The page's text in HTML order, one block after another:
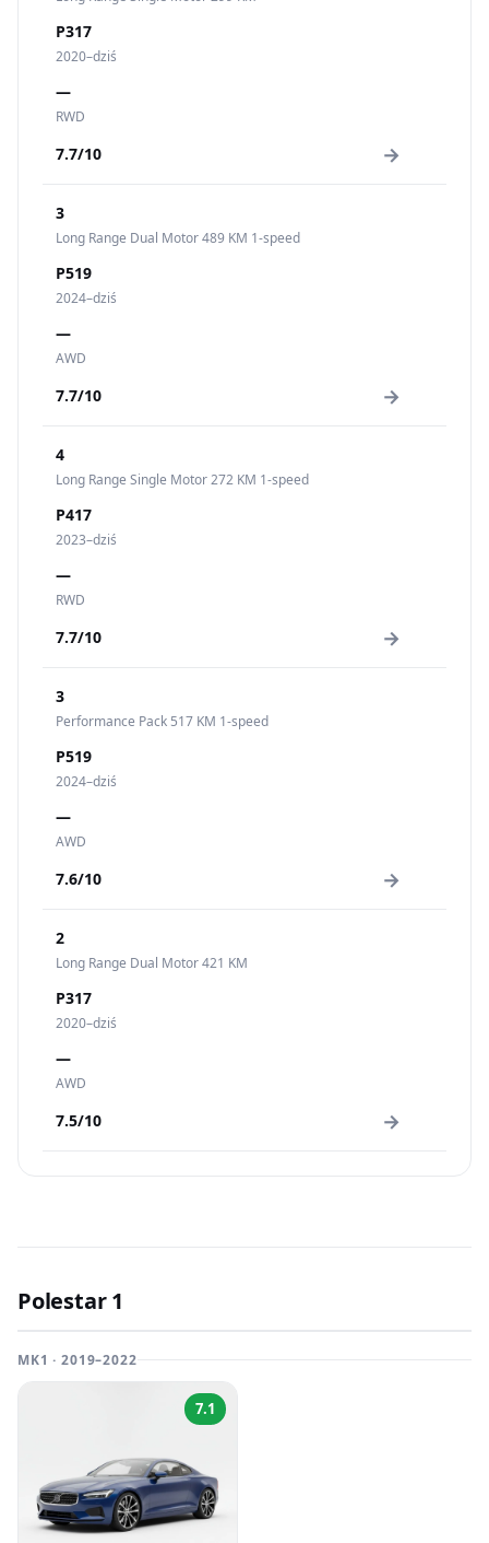
P317
2020–dziś
—
RWD
7.7/10 →
3
Long Range Dual Motor 489 KM 1-speed
P519
2024–dziś
—
AWD
7.7/10 →
4
Long Range Single Motor 272 KM 1-speed
P417
2023–dziś
—
RWD
7.7/10 →
3
Performance Pack 517 KM 1-speed
P519
2024–dziś
—
AWD
7.6/10 →
2
Long Range Dual Motor 421 KM
P317
2020–dziś
—
AWD
7.5/10 →
Polestar 1
MK1 · 2019–2022
7.1